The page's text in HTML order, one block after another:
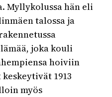
Myllykolussa hän eli
talossa ja
joka kouli
hoiviin
1913
myös